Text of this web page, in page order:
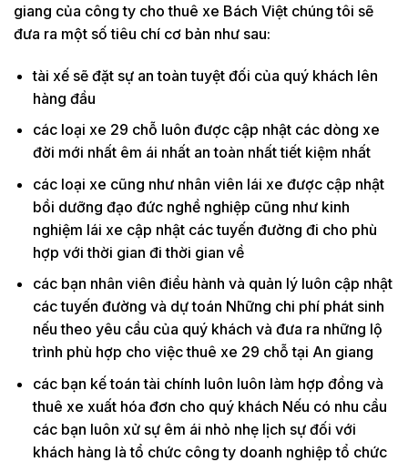
giang của công ty cho thuê xe Bách Việt chúng tôi sẽ
đưa ra một số tiêu chí cơ bản như sau:
tài xế sẽ đặt sự an toàn tuyệt đối của quý khách lên
hàng đầu
các loại xe 29 chỗ luôn được cập nhật các dòng xe
đời mới nhất êm ái nhất an toàn nhất tiết kiệm nhất
các loại xe cũng như nhân viên lái xe được cập nhật
bồi dưỡng đạo đức nghề nghiệp cũng như kinh
nghiệm lái xe cập nhật các tuyến đường đi cho phù
hợp với thời gian đi thời gian về
các bạn nhân viên điều hành và quản lý luôn cập nhật
các tuyến đường và dự toán Những chi phí phát sinh
nếu theo yêu cầu của quý khách và đưa ra những lộ
trình phù hợp cho việc thuê xe 29 chỗ tại An giang
các bạn kế toán tài chính luôn luôn làm hợp đồng và
thuê xe xuất hóa đơn cho quý khách Nếu có nhu cầu
các bạn luôn xử sự êm ái nhỏ nhẹ lịch sự đối với
khách hàng là tổ chức công ty doanh nghiệp tổ chức